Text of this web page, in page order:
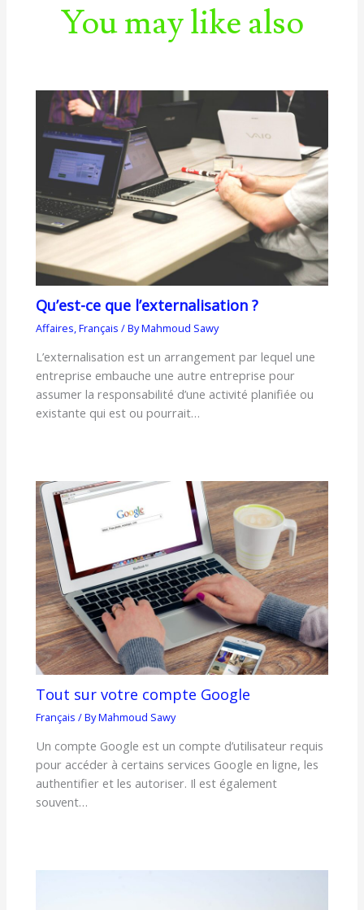
You may like also
Qu’est-ce que l’externalisation ?
Affaires,Français / ByMahmoud Sawy
L’externalisation est un arrangement par lequel une
entreprise embauche une autre entreprise pour
assumer la responsabilité d’une activité planifiée ou
existante qui est ou pourrait…
Tout sur votre compte Google
Français / ByMahmoud Sawy
Un compte Google est un compte d’utilisateur requis
pour accéder à certains services Google en ligne, les
authentifier et les autoriser. Il est également
souvent…